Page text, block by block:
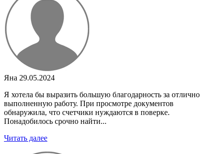
Яна 29.05.2024
Я хотела бы выразить большую благодарность за отлично
выполненную работу. При просмотре документов
обнаружила, что счетчики нуждаются в поверке.
Понадобилось срочно найти...
Читать далее